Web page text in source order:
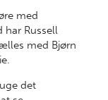
med
har Russell
med Bjørn
det